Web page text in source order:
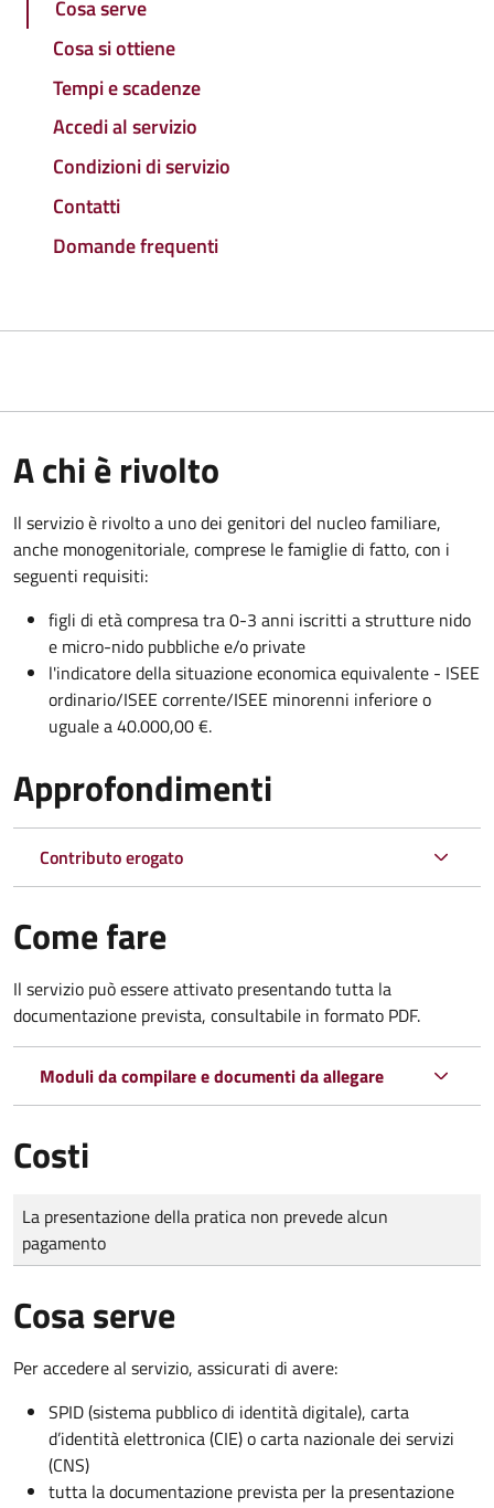
Cosa serve
Cosa si ottiene
Tempi e scadenze
Accedi al servizio
Condizioni di servizio
Contatti
Domande frequenti
A chi è rivolto
Il servizio è rivolto a uno dei genitori del nucleo familiare,
anche monogenitoriale, comprese le famiglie di fatto, con i
seguenti requisiti:
figli di età compresa tra 0-3 anni iscritti a strutture nido
e micro-nido pubbliche e/o private
l'indicatore della situazione economica equivalente - ISEE
ordinario/ISEE corrente/ISEE minorenni inferiore o
uguale a 40.000,00 €.
Approfondimenti
Contributo erogato
Come fare
Il servizio può essere attivato presentando tutta la
documentazione prevista, consultabile in formato PDF.
Moduli da compilare e documenti da allegare
Costi
Tipo di pagamento
Importo
La presentazione della pratica non prevede alcun
pagamento
Cosa serve
Per accedere al servizio, assicurati di avere:
SPID (sistema pubblico di identità digitale), carta
d’identità elettronica (CIE) o carta nazionale dei servizi
(CNS)
tutta la documentazione prevista per la presentazione